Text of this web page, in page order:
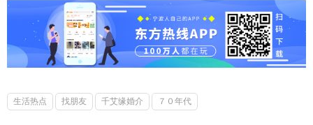
👉想要报名占位的家长抓紧私信，名额有限，报满即
止！
生活热点 找朋友 千艾缘婚介 ７０年代